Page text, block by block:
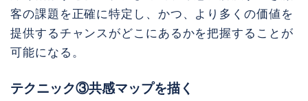
客の課題を正確に特定し、かつ、より多くの価値を
提供するチャンスがどこにあるかを把握することが
可能になる。
テクニック③共感マップを描く